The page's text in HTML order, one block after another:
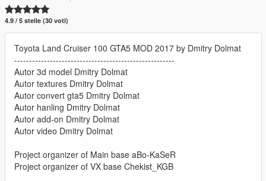
4.9 / 5 stelle (30 voti)
Toyota Land Cruiser 100 GTA5 MOD 2017 by Dmitry Dolmat
------------------------------------------------------
Autor 3d model Dmitry Dolmat
Autor textures Dmitry Dolmat
Autor convert gta5 Dmitry Dolmat
Autor hanling Dmitry Dolmat
Autor add-on Dmitry Dolmat
Autor video Dmitry Dolmat
Project organizer of Main base aBo-KaSeR
Project organizer of VX base Chekist_KGB